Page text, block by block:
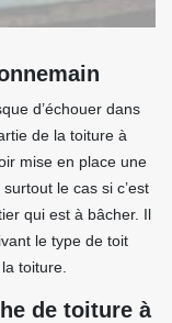
d’échouer dans
de la toiture à
mise en place une
le cas si c’est
qui est à bâcher. Il
le type de toit
toiture.
de toiture à